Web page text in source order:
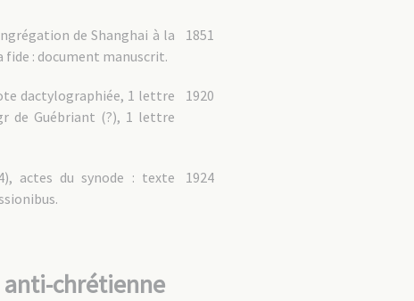
1851
de Shanghai à la
fide : document manuscrit.
1920
dactylographiée, 1 lettre
de Guébriant (?), 1 lettre
1924
actes du synode : texte
anti-chrétienne